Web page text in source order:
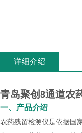
详细介绍
青岛聚创8通道农
一、产品介绍
农药残留检测仪是依据国